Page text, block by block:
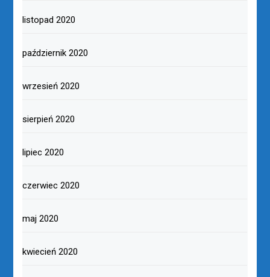
listopad 2020
październik 2020
wrzesień 2020
sierpień 2020
lipiec 2020
czerwiec 2020
maj 2020
kwiecień 2020